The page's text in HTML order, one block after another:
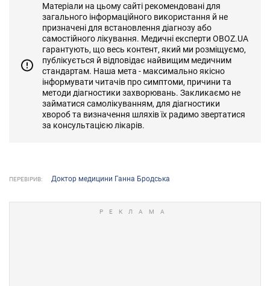
Матеріали на цьому сайті рекомендовані для
загального інформаційного використання й не
призначені для встановлення діагнозу або
самостійного лікування. Медичні експерти OBOZ.UA
гарантують, що весь контент, який ми розміщуємо,
публікується й відповідає найвищим медичним
стандартам. Наша мета - максимально якісно
інформувати читачів про симптоми, причини та
методи діагностики захворювань. Закликаємо не
займатися самолікуванням, для діагностики
хвороб та визначення шляхів їх радимо звертатися
за консультацією лікарів.
ПЕРЕВІРИВ: Доктор медицини Ганна Бродська